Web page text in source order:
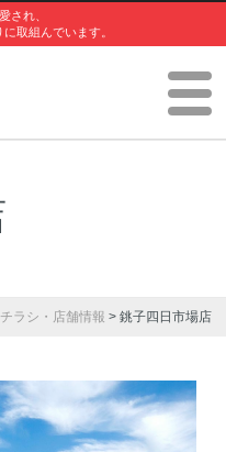
され、
取組んでいます。
チラシ・店舗情報 > 銚子四日市場店